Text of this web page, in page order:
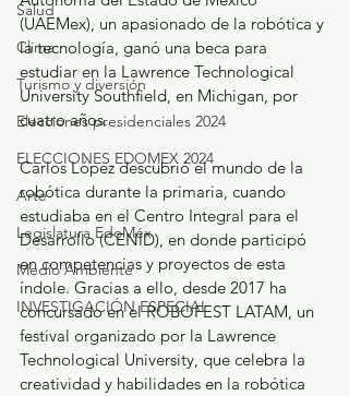
Salud
Clima
Turismo y diversión
Elecciones presidenciales 2024
ELECCIONES EDOMEX 2024
Arte
Legislatura EdoMéx
Medio Ambiente
INVESTIGACIÓN ESPECIAL
(UAEMex), un apasionado de la robótica y
la tecnología, ganó una beca para
estudiar en la Lawrence Technological
University Southfield, en Michigan, por
cuatro años.
Carlos López descubrió el mundo de la
robótica durante la primaria, cuando
estudiaba en el Centro Integral para el
Desarrollo (CENID), en donde participó
en competencias y proyectos de esta
índole. Gracias a ello, desde 2017 ha
concursado en el ROBOFEST LATAM, un
festival organizado por la Lawrence
Technological University, que celebra la
creatividad y habilidades en la robótica